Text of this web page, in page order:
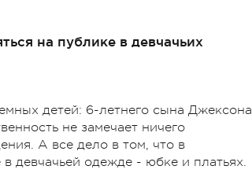
на публике в девчачьих
детей: 6-летнего сына Джексона
не замечает ничего
А все дело в том, что в
девчачьей одежде - юбке и платьях.